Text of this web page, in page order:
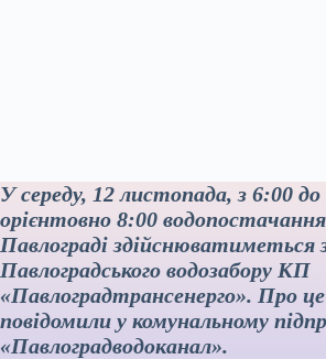
У середу, 12 листопада, з 6:00 до
орієнтовно 8:00
Павлограді здійснюватиметься
Павлоградського водозабору КП
«Павлоградтрансенерго». Про це
повідомили у комунальному
«Павлоградводоканал».